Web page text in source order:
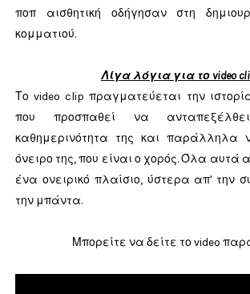
ποπ αισθητική οδήγησαν στη
κομματιού.
Λίγα λόγια για το video
Το video clip πραγματεύεται την
που προσπαθεί να
καθημερινότητα της και παράλληλα
όνειρο της, που είναι ο χορός. Όλα αυτά
ένα ονειρικό πλαίσιο, ύστερα απ' την
την μπάντα.
Μπορείτε να δείτε το video